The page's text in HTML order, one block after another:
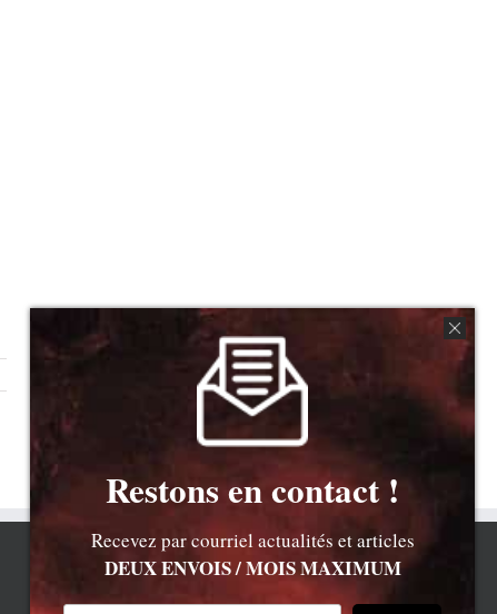
Restons en contact !
Recevez par courriel actualités et articles
DEUX ENVOIS / MOIS MAXIMUM